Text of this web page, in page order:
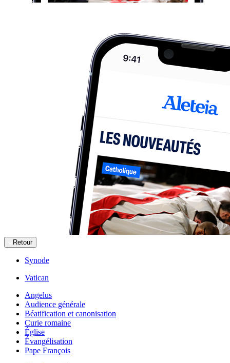
Retour
Synode
Vatican
Angelus
Audience générale
Béatification et canonisation
Curie romaine
Église
Évangélisation
Pape François